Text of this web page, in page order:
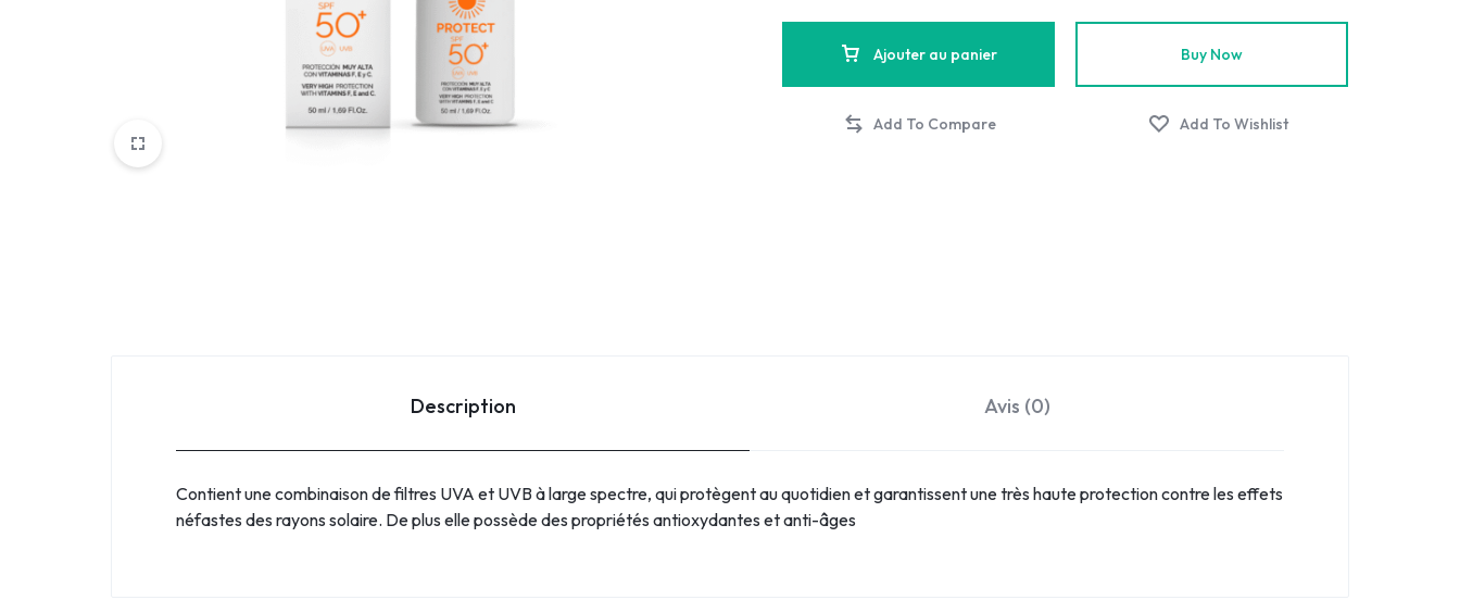
Ajouter au panier Buy Now
Description Avis (0)
Contient une combinaison de filtres UVA et UVB à large spectre, qui protègent au quotidien et garantissent une très haute protection contre les effets
néfastes des rayons solaire. De plus elle possède des propriétés antioxydantes et anti-âges